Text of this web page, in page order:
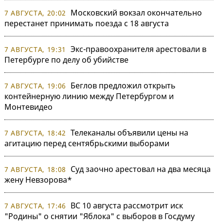
7 АВГУСТА, 20:02
Московский вокзал окончательно
перестанет принимать поезда с 18 августа
7 АВГУСТА, 19:31
Экс-правоохранителя арестовали в
Петербурге по делу об убийстве
7 АВГУСТА, 19:06
Беглов предложил открыть
контейнерную линию между Петербургом и
Монтевидео
7 АВГУСТА, 18:42 Телеканалы объявили цены на
агитацию перед сентябрьскими выборами
7 АВГУСТА, 18:08
Суд заочно арестовал на два месяца
жену Невзорова*
7 АВГУСТА, 17:46
ВС 10 августа рассмотрит иск
"Родины" о снятии "Яблока" с выборов в Госдуму